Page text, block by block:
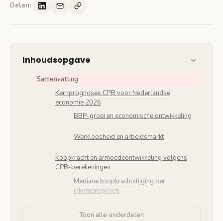
Delen:
Inhoudsopgave
Samenvatting
Kernprognoses CPB voor Nederlandse
economie 2026
BBP-groei en economische ontwikkeling
Werkloosheid en arbeidsmarkt
Koopkracht en armoedeontwikkeling volgens
CPB-berekeningen
Mediane koopkrachtstijging per
inkomensgroep
Armoedecijfers en kinderarmoede
Toon alle onderdelen